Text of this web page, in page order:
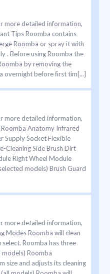
more detailed information,
Tips Roomba contains
Roomba or spray it with
. Before using Roomba the
by removing the
overnight before ﬁrst tim[...]
more detailed information,
Anatomy Infrared
Supply Socket Flexible
Cleaning Side Brush Dirt
Right Wheel Module
models) Brush Guard
more detailed information,
Modes Roomba will clean
Roomba has three
models) Roomba
size and adjusts its cleaning